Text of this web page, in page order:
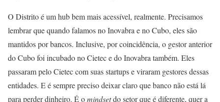
O Distrito é um hub bem mais acessível, realmente. Precisamos
lembrar que quando falamos no Inovabra e no Cubo, eles são
mantidos por bancos. Inclusive, por coincidência, o gestor anterior
do Cubo foi incubado no Cietec e do Inovabra também. Eles
passaram pelo Cietec com suas startups e viraram gestores dessas
entidades. E é sempre preciso deixar claro que banco não está lá
para perder dinheiro. É omindsetdo setor que é diferente, quer a